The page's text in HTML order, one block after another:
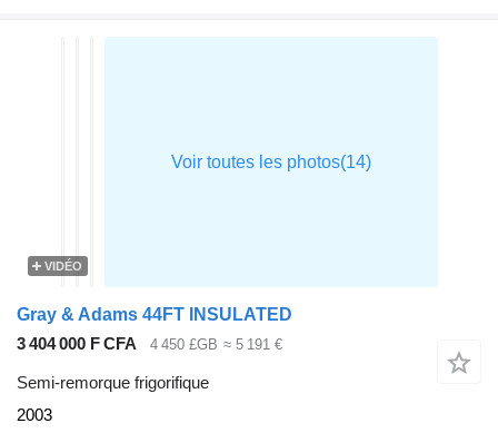
VIDÉO
Gray & Adams 44FT INSULATED
3 404 000 F CFA
4 450 £GB ≈ 5 191 €
Semi-remorque frigorifique
2003